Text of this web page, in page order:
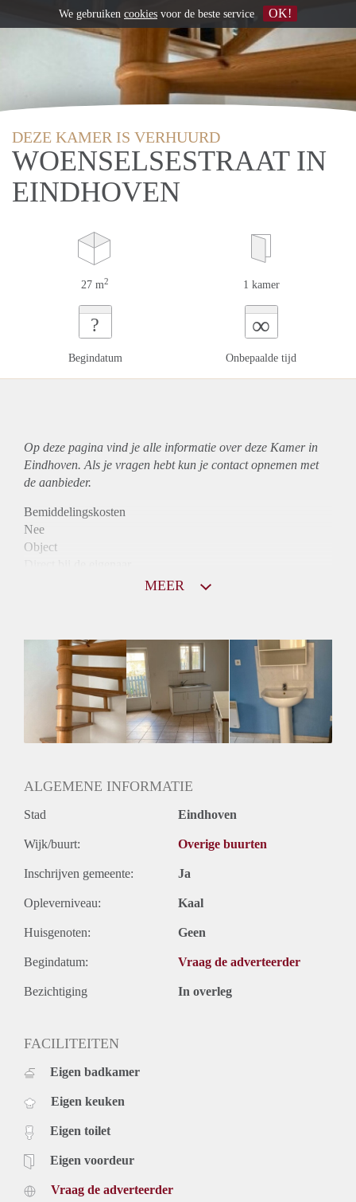
DEZE KAMER IS VERHUURD
WOENSELSESTRAAT IN
EINDHOVEN
27 m2 1 kamer
?
Begindatum
∞
Onbepaalde tijd
Op deze pagina vind je alle informatie over deze Kamer in
Eindhoven. Als je vragen hebt kun je contact opnemen met
de aanbieder.
Bemiddelingskosten
Nee
Object
Huurtoeslag
Mogelijk
Inkomen eis
2,9 X Maandhuur Bruto
Huurtermijn
Onbepaalde termijn
MEER
ALGEMENE INFORMATIE
Stad Eindhoven
Wijk/buurt: Overige buurten
Inschrijven gemeente: Ja
Opleverniveau: Kaal
Huisgenoten: Geen
Begindatum: Vraag de adverteerder
Bezichtiging In overleg
FACILITEITEN
Eigen badkamer
Eigen keuken
Eigen toilet
Eigen voordeur
Vraag de adverteerder
We gebruiken cookies voor de beste service OK!